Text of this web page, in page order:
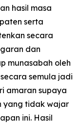
hasil masa
serta
secara
dan
munasabah oleh
semula jadi
amaran supaya
yang tidak wajar
ini. Hasil